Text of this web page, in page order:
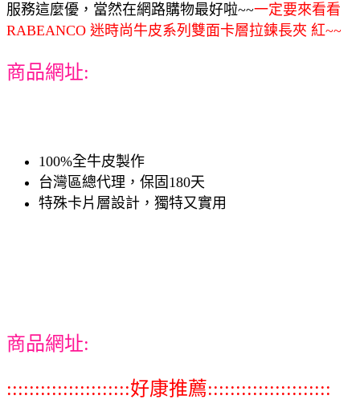
服務這麼優，當然在網路購物最好啦~~一定要來看看
RABEANCO 迷時尚牛皮系列雙面卡層拉鍊長夾 紅~~
商品網址:
100%全牛皮製作
台灣區總代理，保固180天
特殊卡片層設計，獨特又實用
商品網址:
::::::::::::::::::::::好康推薦::::::::::::::::::::::